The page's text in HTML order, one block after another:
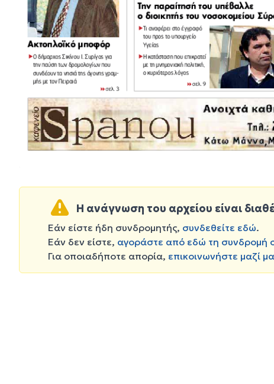
Η ανάγνωση του αρχείου είναι
Εάν είστε ήδη συνδρομητής, συνδεθείτε εδώ.
Εάν δεν είστε, αγοράστε από εδώ τη συνδρομή
Για οποιαδήποτε απορία, επικοινωνήστε μαζί